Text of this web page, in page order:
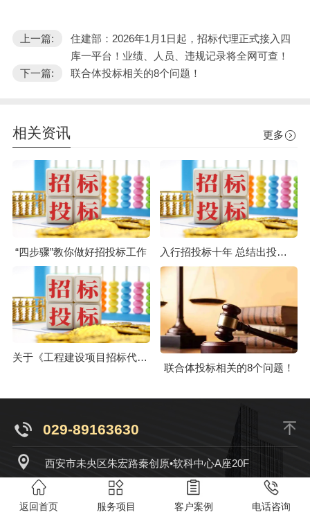
上一篇:
住建部：2026年1月1日起，招标代理正式接入四
库一平台！业绩、人员、违规记录将全网可查！
下一篇:
联合体投标相关的8个问题！
相关资讯 更多
“四步骤”教你做好招投标工作 入行招投标十年 总结出投标活动最应注意的六大事项
关于《工程建设项目招标代理机构管理暂行办法》的解读
联合体投标相关的8个问题！
029-89163630
西安市未央区朱宏路秦创原•软科中心A座20F
陕西金泽盛业项目管理有限公司 版权所有 网站地图
返回首页 服务项目 客户案例 电话咨询